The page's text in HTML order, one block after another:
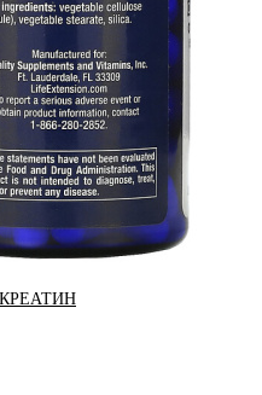
ЗДОРОВЬЕ И ДОЛГОЛЕТИЕ
КРЕАТИН